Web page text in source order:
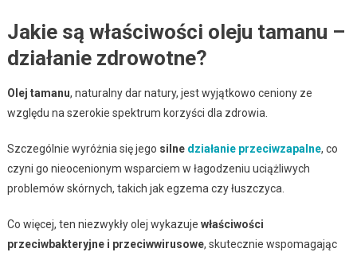
Jakie są właściwości oleju tamanu –
działanie zdrowotne?
Olej tamanu, naturalny dar natury, jest wyjątkowo ceniony ze
względu na szerokie spektrum korzyści dla zdrowia.
Szczególnie wyróżnia się jego silne działanie przeciwzapalne, co
czyni go nieocenionym wsparciem w łagodzeniu uciążliwych
problemów skórnych, takich jak egzema czy łuszczyca.
Co więcej, ten niezwykły olej wykazuje właściwości
przeciwbakteryjne i przeciwwirusowe, skutecznie wspomagając